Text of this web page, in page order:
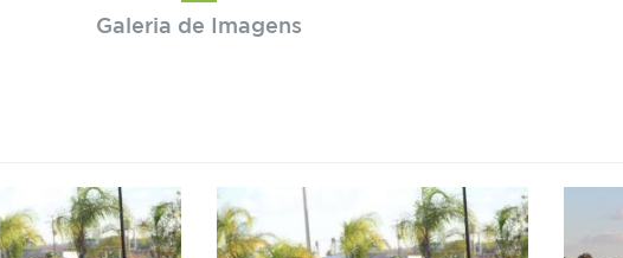
Galeria de Imagens